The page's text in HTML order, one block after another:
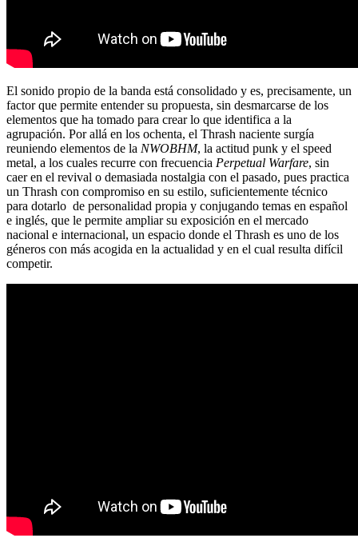
El sonido propio de la banda está consolidado y es, precisamente, un
factor que permite entender su propuesta, sin desmarcarse de los
elementos que ha tomado para crear lo que identifica a la
agrupación. Por allá en los ochenta, el Thrash naciente surgía
reuniendo elementos de la NWOBHM, la actitud punk y el speed
metal, a los cuales recurre con frecuencia Perpetual Warfare, sin
caer en el revival o demasiada nostalgia con el pasado, pues practica
un Thrash con compromiso en su estilo, suficientemente técnico
para dotarlo de personalidad propia y conjugando temas en español
e inglés, que le permite ampliar su exposición en el mercado
nacional e internacional, un espacio donde el Thrash es uno de los
géneros con más acogida en la actualidad y en el cual resulta difícil
competir.